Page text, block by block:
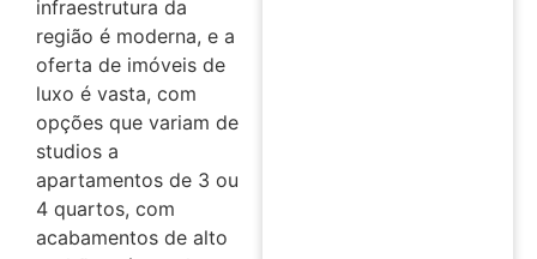
infraestrutura da
região é moderna, e a
oferta de imóveis de
luxo é vasta, com
opções que variam de
studios a
apartamentos de 3 ou
4 quartos, com
acabamentos de alto